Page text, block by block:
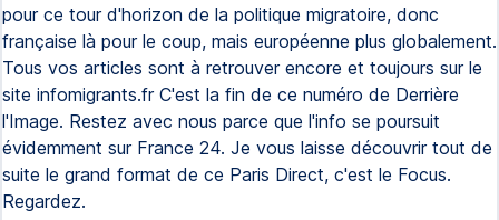
pour ce tour d'horizon de la politique migratoire, donc
française là pour le coup, mais européenne plus globalement.
Tous vos articles sont à retrouver encore et toujours sur le
site infomigrants.fr C'est la fin de ce numéro de Derrière
l'Image. Restez avec nous parce que l'info se poursuit
évidemment sur France 24. Je vous laisse découvrir tout de
suite le grand format de ce Paris Direct, c'est le Focus.
Regardez.